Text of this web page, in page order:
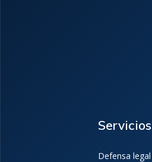
Servicios
Defensa legal